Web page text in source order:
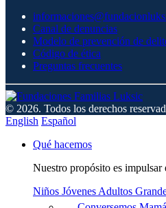
Canal de denuncias
Modelo de prevención de
Código de ética
Preguntas frecuentes
© 2026. Todos los derechos
English Español
Qué hacemos
Nuestro propósito es impulsar
Niños Jóvenes Adultos